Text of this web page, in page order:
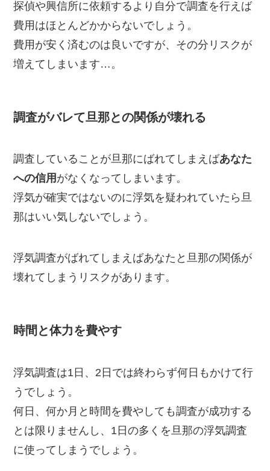
探偵や興信所に依頼するより自分で調査を行えば
費用はほとんどかからないでしょう。
費用が安く済むのは良いですが、その分リスクが
増えてしまいます…。
調査がバレて旦那との関係が壊れる
調査していることが旦那にばれてしまえばあなた
への信用 がなくなってしまいます。
浮気が確実ではないのに浮気を疑われていたら旦
那はいい気しないでしょう。
浮気調査がばれてしまえばあなたと旦那の関係が
壊れてしまうリスクがあります。
時間と体力を費やす
浮気調査は1日、2日では終わらず何日もかけて行
うでしょう。
何日、何か月と時間を費やしても調査が成功する
とは限りませんし、1日の多くを旦那の浮気調査
に使ってしまうでしょう。